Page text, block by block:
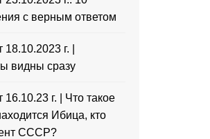
с верным ответом
г. |
видны сразу
16.10.23 г. | Что такое
Ибица, кто
СССР?